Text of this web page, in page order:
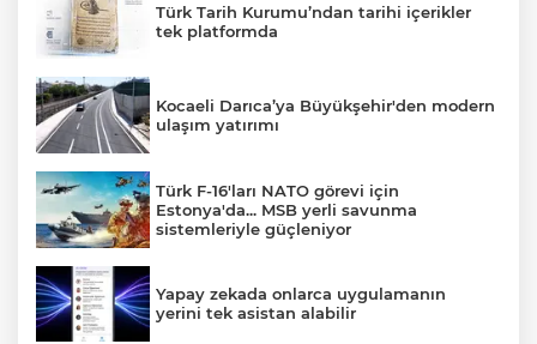
Türk Tarih Kurumu’ndan tarihi içerikler
tek platformda
Kocaeli Darıca’ya Büyükşehir'den modern
ulaşım yatırımı
Türk F-16'ları NATO görevi için
Estonya'da... MSB yerli savunma
sistemleriyle güçleniyor
Yapay zekada onlarca uygulamanın
yerini tek asistan alabilir